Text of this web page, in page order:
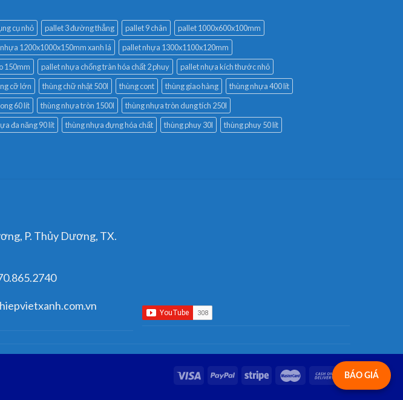
cụ nhỏ pallet 3 đường thẳng pallet 9 chân
pallet 1000x600x100mm
1200x1000x150mm xanh lá
pallet nhựa 1300x1100x120mm
150mm pallet nhựa chống tràn hóa chất 2 phuy
pallet nhựa kích thước nhỏ
cỡ lớn thùng chữ nhật 500l thùng cont thùng giao hàng
thùng nhựa 400 lít
60 lít thùng nhựa tròn 1500l
thùng nhựa tròn dung tích 250l
đa năng 90 lít thùng nhựa đựng hóa chất thùng phuy 30l
thùng phuy 50 lít
P. Thủy Dương, TX.
BÁO GIÁ